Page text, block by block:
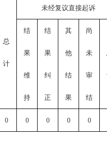
总
计
未经复议直接起诉
结
果
维
持
结
果
纠
正
其
他
结
果
尚
未
审
结
0 0 0 0 0